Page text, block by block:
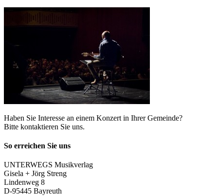
Haben Sie Interesse an einem Konzert in Ihrer Gemeinde?
Bitte kontaktieren Sie uns.
So erreichen Sie uns
UNTERWEGS Musikverlag
Gisela + Jörg Streng
Lindenweg 8
D-95445 Bayreuth